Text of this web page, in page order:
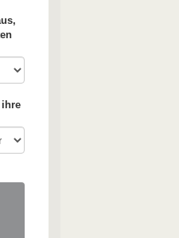
ihre